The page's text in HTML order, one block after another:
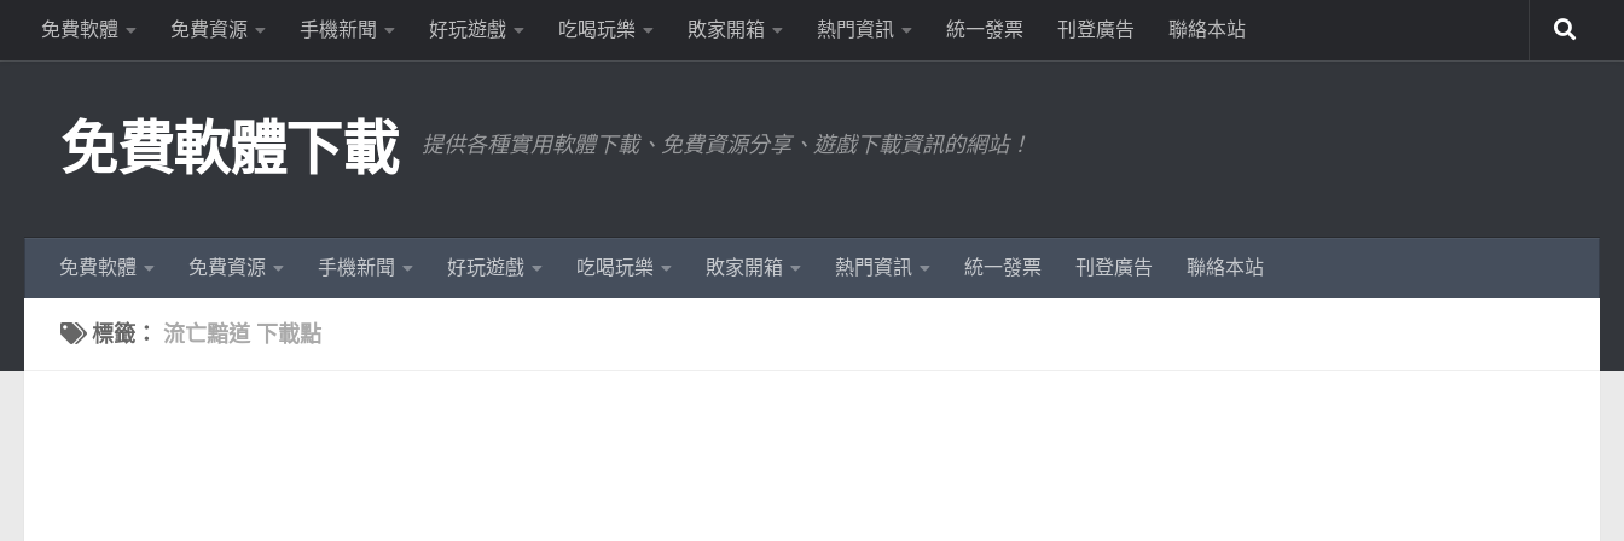
Skip to content
免費軟體 免費資源 手機新聞 好玩遊戲 吃喝玩樂 敗家開箱 熱門資訊 統一發票 刊登廣告 聯絡本站
免費軟體下載 提供各種實用軟體下載、免費資源分享、遊戲下載資訊的網站！
免費軟體 免費資源 手機新聞 好玩遊戲 吃喝玩樂 敗家開箱 熱門資訊 統一發票 刊登廣告 聯絡本站
標籤： 流亡黯道 下載點